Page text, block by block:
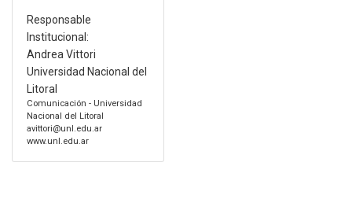
Responsable
Institucional:
Andrea Vittori
Universidad Nacional del
Litoral
Comunicación - Universidad
Nacional del Litoral
avittori@unl.edu.ar
www.unl.edu.ar